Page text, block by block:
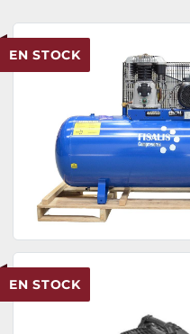
EN STOCK
EN STOCK